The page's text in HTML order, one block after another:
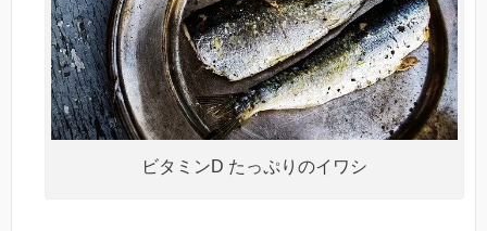
ビタミンD たっぷりのイワシ